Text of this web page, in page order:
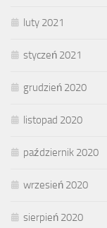
luty 2021
styczeń 2021
grudzień 2020
listopad 2020
październik 2020
wrzesień 2020
sierpień 2020